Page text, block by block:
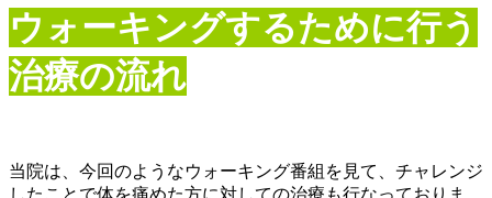
ウォーキングするために行う
治療の流れ
当院は、今回のようなウォーキング番組を見て、チャレンジ